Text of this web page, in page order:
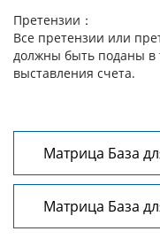
Претензии：
Все претензии или
должны быть поданы в
выставления счета.
Матрица База
Матрица База